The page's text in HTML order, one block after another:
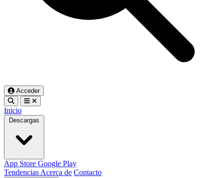
Acceder
Inicio
Descargas
App Store Google Play
Tendencias Acerca de Contacto